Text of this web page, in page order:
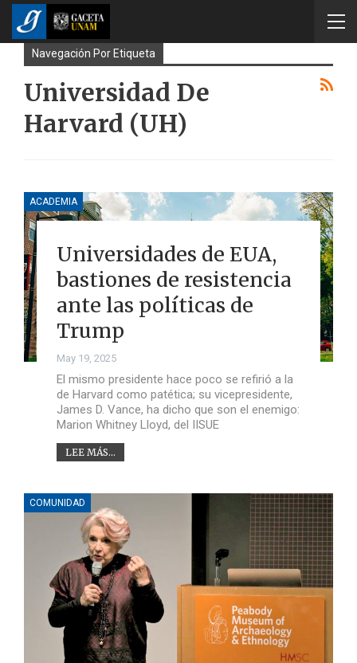
Navegación Por Etiqueta
Universidad De
Harvard (UH)
ACADEMIA
Universidades de EUA,
bastiones de resistencia
ante las políticas de
Trump
May 19, 2025
El mismo presidente hace poco se refirió a la
de Harvard como patética; su vicepresidente,
James D. Vance, ha dicho que son el enemigo:
Marion Whitney Lloyd, del IISUE
LEE MÁS...
COMUNIDAD